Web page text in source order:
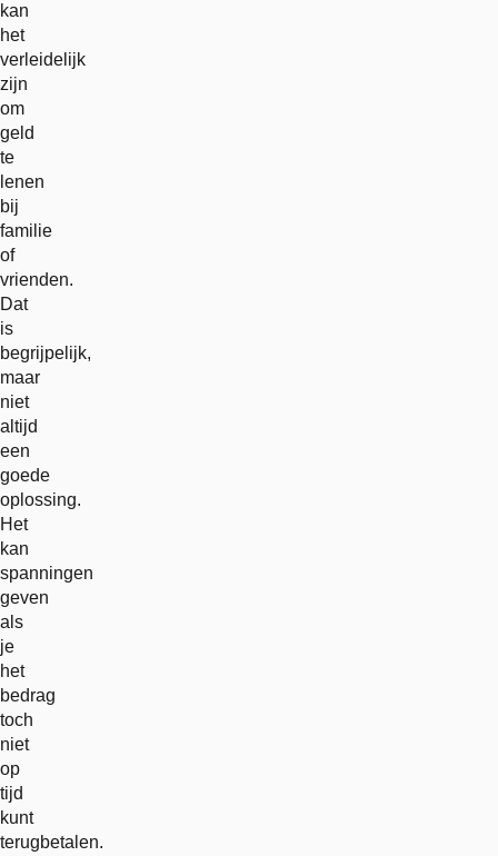
kan
het
verleidelijk
zijn
om
geld
te
lenen
bij
familie
of
vrienden.
Dat
is
begrijpelijk,
maar
niet
altijd
een
goede
oplossing.
Het
kan
spanningen
geven
als
je
het
bedrag
toch
niet
op
tijd
kunt
terugbetalen.